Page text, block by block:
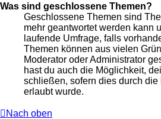
Was sind geschlossene Themen?
Geschlossene Themen sind
mehr geantwortet werden kann
laufende Umfrage, falls
Themen können aus vielen
Moderator oder Administrator
hast du auch die Möglichkeit,
schließen, sofern dies durch
erlaubt wurde.
Nach oben